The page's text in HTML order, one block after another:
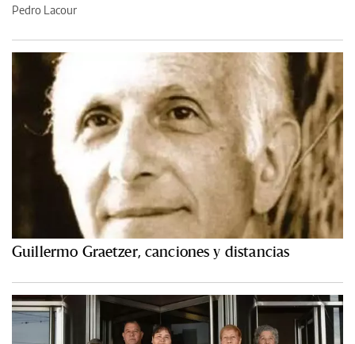
Pedro Lacour
Guillermo Graetzer, canciones y distancias